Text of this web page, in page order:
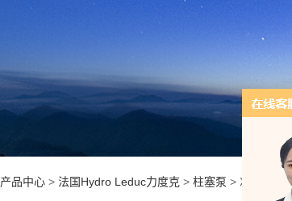
产品中心 > 法国Hydro Leduc力度克 > 柱塞泵 > XP63